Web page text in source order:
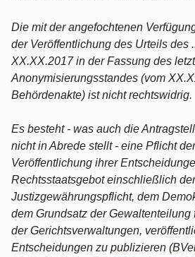
Die mit der angefochtenen
der Veröffentlichung des Urteils des
XX.XX.2017 in der Fassung des
Anonymisierungsstandes (vom
Behördenakte) ist nicht rechtswidrig.
Es besteht - was auch die
nicht in Abrede stellt - eine Pflicht
Veröffentlichung ihrer
Rechtsstaatsgebot einschließlich der
Justizgewährungspflicht, dem
dem Grundsatz der Gewaltenteilung
der Gerichtsverwaltungen,
Entscheidungen zu publizieren